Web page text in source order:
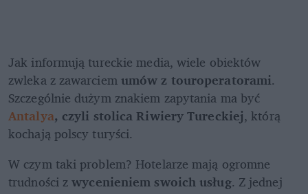
Jak informują tureckie media, wiele obiektów
zwleka z zawarciem umów z touroperatorami.
Antalya, czyli stolica Riwiery Tureckiej, którą
kochają polscy turyści.
W czym taki problem? Hotelarze mają ogromne
trudności z wycenieniem swoich usług. Z jednej